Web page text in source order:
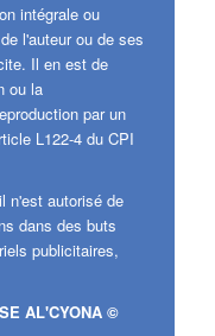
intégrale ou
l'auteur ou de ses
Il en est de
ou la
par un
L122-4 du CPI
n'est autorisé de
dans des buts
publicitaires,
AL'CYONA ©